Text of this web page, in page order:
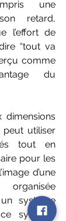
une
retard,
l’effort de
“tout va
comme
du
dimensions
peut utiliser
tout en
pour les
d’une
organisée
système
système